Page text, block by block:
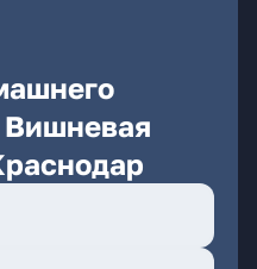
Вишневая